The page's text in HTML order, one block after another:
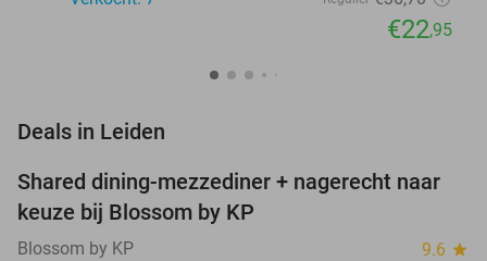
€22,95
Deals in Leiden
37%
TODAY
Shared dining-mezzediner + nagerecht naar
keuze bij Blossom by KP
Blossom by KP 9.6 star